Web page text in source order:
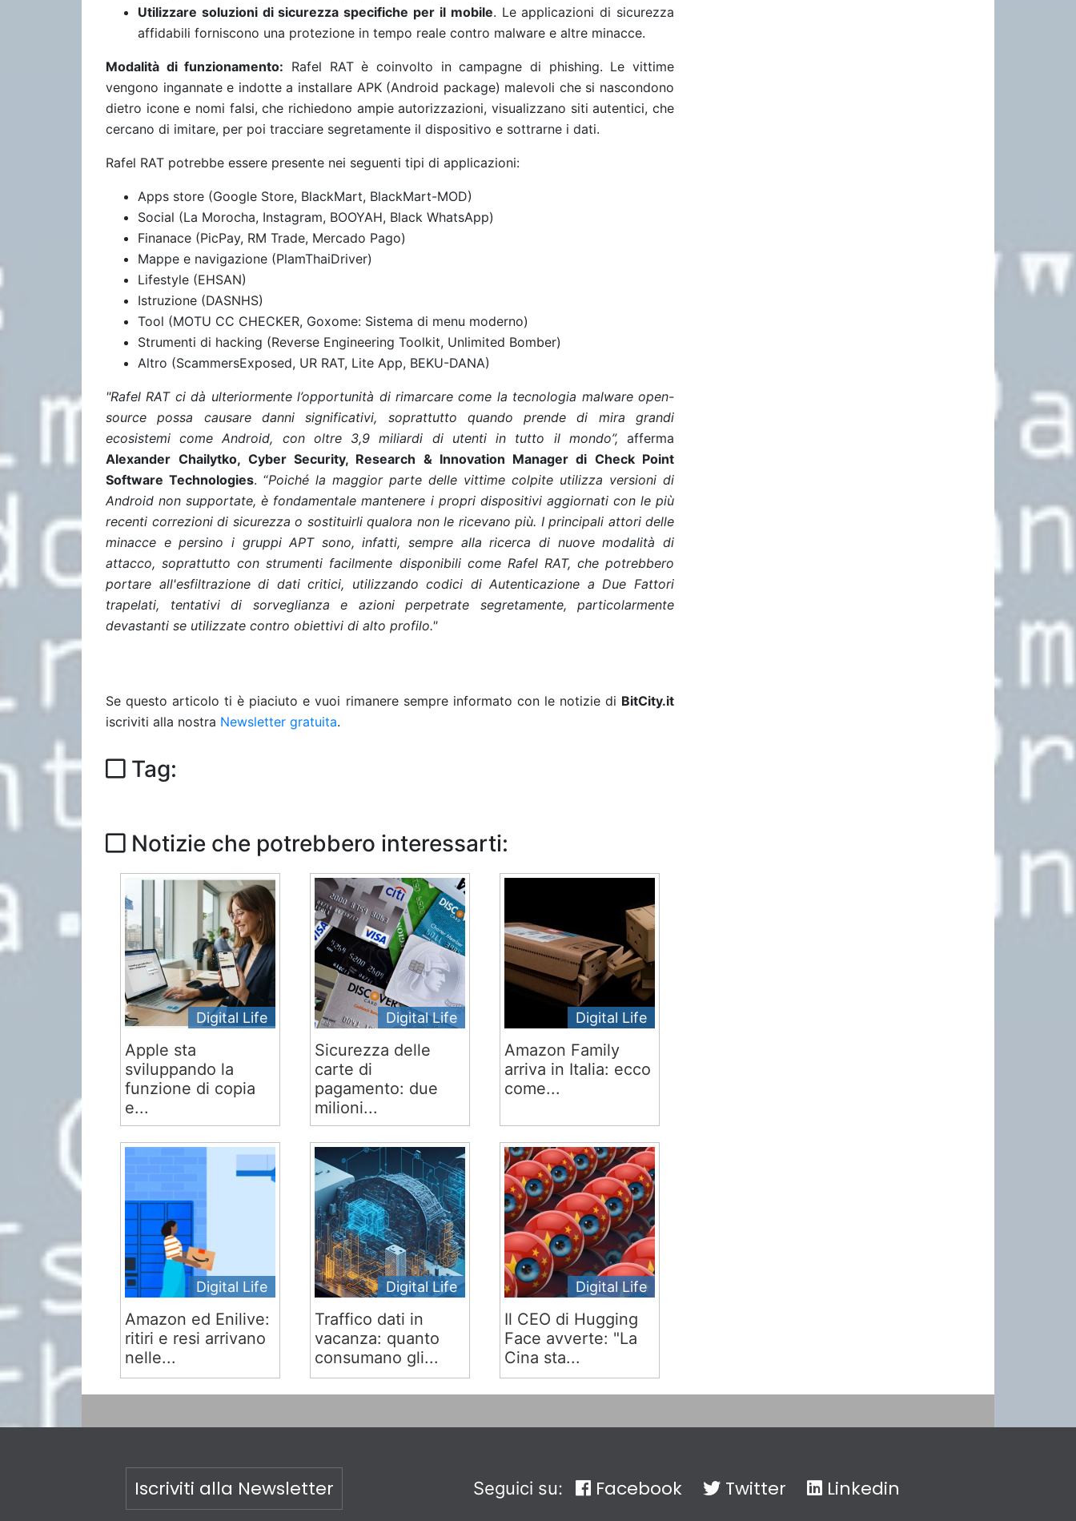
Utilizzare soluzioni di sicurezza specifiche per il mobile. Le applicazioni di sicurezza
affidabili forniscono una protezione in tempo reale contro malware e altre minacce.
Modalità di funzionamento: Rafel RAT è coinvolto in campagne di phishing. Le vittime
vengono ingannate e indotte a installare APK (Android package) malevoli che si nascondono
dietro icone e nomi falsi, che richiedono ampie autorizzazioni, visualizzano siti autentici, che
cercano di imitare, per poi tracciare segretamente il dispositivo e sottrarne i dati.
Rafel RAT potrebbe essere presente nei seguenti tipi di applicazioni:
Apps store (Google Store, BlackMart, BlackMart-MOD)
Social (La Morocha, Instagram, BOOYAH, Black WhatsApp)
Finanace (PicPay, RM Trade, Mercado Pago)
Mappe e navigazione (PlamThaiDriver)
Lifestyle (EHSAN)
Istruzione (DASNHS)
Tool (MOTU CC CHECKER, Goxome: Sistema di menu moderno)
Strumenti di hacking (Reverse Engineering Toolkit, Unlimited Bomber)
Altro (ScammersExposed, UR RAT, Lite App, BEKU-DANA)
"Rafel RAT ci dà ulteriormente l’opportunità di rimarcare come la tecnologia malware open-
source possa causare danni significativi, soprattutto quando prende di mira grandi
ecosistemi come Android, con oltre 3,9 miliardi di utenti in tutto il mondo”, afferma
Alexander Chailytko, Cyber Security, Research & Innovation Manager di Check Point
Software Technologies. “Poiché la maggior parte delle vittime colpite utilizza versioni di
Android non supportate, è fondamentale mantenere i propri dispositivi aggiornati con le più
recenti correzioni di sicurezza o sostituirli qualora non le ricevano più. I principali attori delle
minacce e persino i gruppi APT sono, infatti, sempre alla ricerca di nuove modalità di
attacco, soprattutto con strumenti facilmente disponibili come Rafel RAT, che potrebbero
portare all'esfiltrazione di dati critici, utilizzando codici di Autenticazione a Due Fattori
trapelati, tentativi di sorveglianza e azioni perpetrate segretamente, particolarmente
devastanti se utilizzate contro obiettivi di alto profilo."
Se questo articolo ti è piaciuto e vuoi rimanere sempre informato con le notizie di BitCity.it
iscriviti alla nostra Newsletter gratuita.
Tag:
Notizie che potrebbero interessarti:
Digital Life
Apple sta
sviluppando la
funzione di copia
e...
Digital Life
Sicurezza delle
carte di
pagamento: due
milioni...
Digital Life
Amazon Family
arriva in Italia: ecco
come...
Digital Life
Amazon ed Enilive:
ritiri e resi arrivano
nelle...
Digital Life
Traffico dati in
vacanza: quanto
consumano gli...
Digital Life
Il CEO di Hugging
Face avverte: "La
Cina sta...
Iscriviti alla Newsletter Seguici su: Facebook Twitter Linkedin